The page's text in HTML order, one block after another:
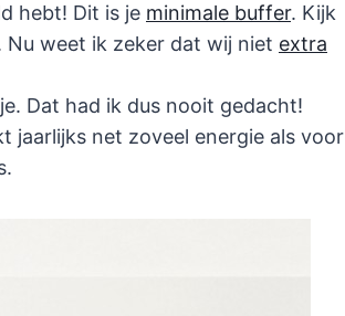
hebt! Dit is je minimale buffer. Kijk
weet ik zeker dat wij niet extra
Dat had ik dus nooit gedacht!
jaarlijks net zoveel energie als voor